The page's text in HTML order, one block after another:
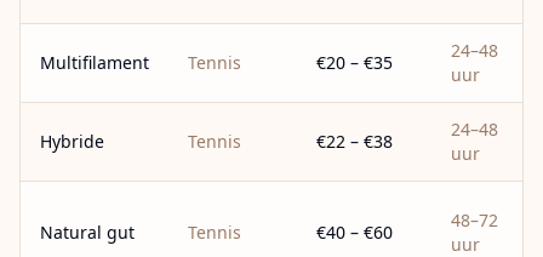
Multifilament Tennis €20 – €35
24–48
uur
Hybride Tennis €22 – €38
24–48
uur
Natural gut Tennis €40 – €60
48–72
uur